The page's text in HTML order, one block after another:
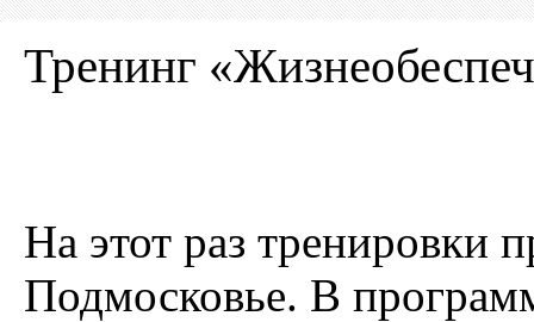
Тренинг
На этот раз тренировки
Подмосковье. В